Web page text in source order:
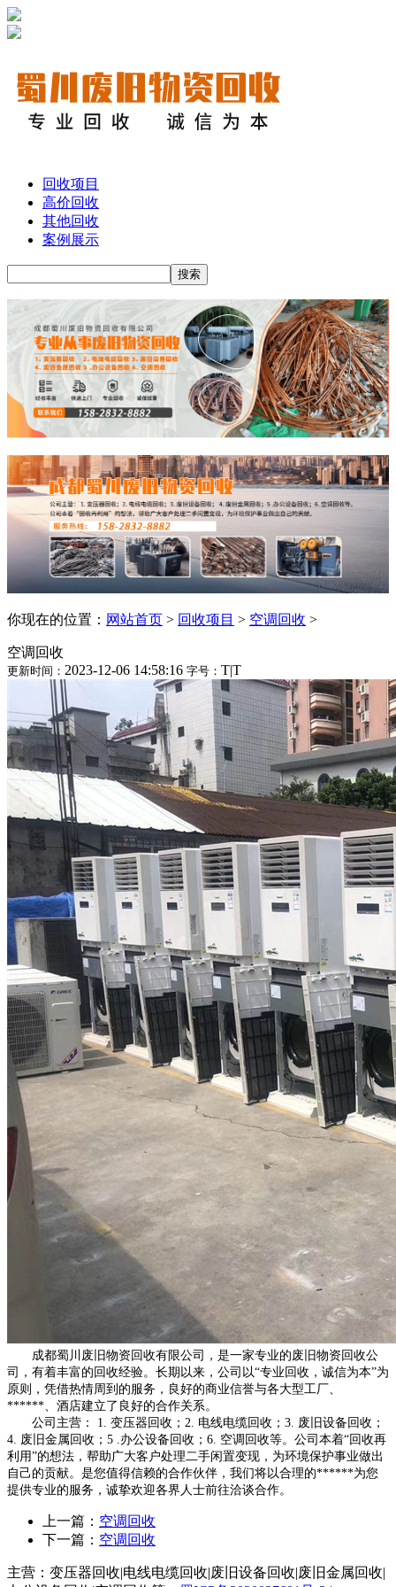
回收项目
高价回收
其他回收
案例展示
你现在的位置： 网站首页 > 回收项目 > 空调回收 >
空调回收
更新时间： 2023-12-06 14:58:16 字号： T|T
成都蜀川废旧物资回收有限公司，是一家专业的废旧物资回收公
司，有着丰富的回收经验。长期以来，公司以“专业回收，诚信为本”为
原则，凭借热情周到的服务，良好的商业信誉与各大型工厂、
******、酒店建立了良好的合作关系。
公司主营： 1. 变压器回收；2. 电线电缆回收；3. 废旧设备回收；
4. 废旧金属回收；5 .办公设备回收；6. 空调回收等。公司本着“回收再
利用”的想法，帮助广大客户处理二手闲置变现，为环境保护事业做出
自己的贡献。是您值得信赖的合作伙伴，我们将以合理的******为您
提供专业的服务，诚挚欢迎各界人士前往洽谈合作。
上一篇： 空调回收
下一篇： 空调回收
主营：变压器回收|电线电缆回收|废旧设备回收|废旧金属回收|